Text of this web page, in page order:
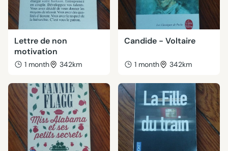
Lettre de non
motivation
1 month 342km
Candide - Voltaire
1 month 342km